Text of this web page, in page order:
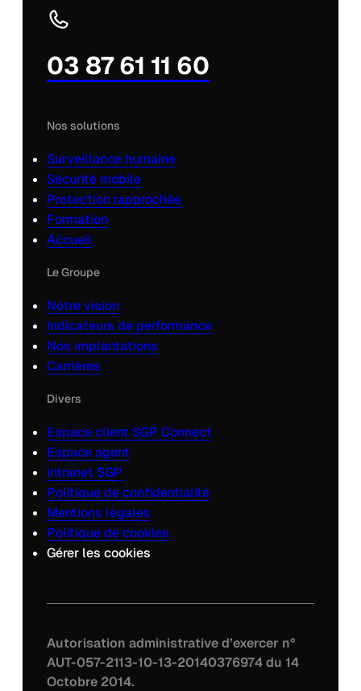
03 87 61 11 60
Nos solutions
Surveillance humaine
Sécurité mobile
Protection rapprochée
Formation
Accueil
Le Groupe
Notre vision
Indicateurs de performance
Nos implantations
Carrières
Divers
Espace client SGP Connect
Espace agent
Intranet SGP
Politique de confidentialité
Mentions légales
Politique de cookies
Gérer les cookies
Autorisation administrative d’exercer n°
AUT-057-2113-10-13-20140376974 du 14
Octobre 2014.